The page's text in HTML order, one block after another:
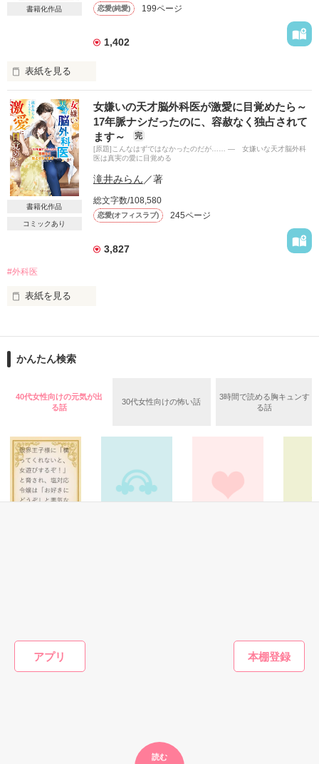
アプリ
読む
2024年10月24日公開
書籍化作品 恋愛(純愛) 199ページ
1,402
表紙を見る
父の裏切り、恋愛の傷で男性が苦手になってしまった。
ひとりで生きていくって決めたのに、
あなたが私の目の前に現れて……
失恋傷心中OL
千葉　澪花
『HOTEL TACHIBANA』御曹司
ベリが丘を舞台にした、
※ベリーズ文庫5月に発売予定の作品のサイト版になります
書籍化作品
コミックあり
女嫌いの天才脳外科医が激愛に目覚めたら～
17年脈ナシだったのに、容赦なく独占されて
ます～
完
[原題]こんなはずではなかったのだが…… ― 女嫌いな天才脳外科
医は真実の愛に目覚める
滝井みらん ／著
総文字数/108,580
恋愛(オフィスラブ) 245ページ
3,827
#外科医
表紙を見る
商社勤務のOL
×
★四条　玲人（しじょう　れいと）３２歳
脳神経外科医
2023.8.31 公開
☆素敵なレビューどうもありがとう
かんたん検索
40代女性向けの元気が出
る話
30代女性向けの怖い話
3時間で読める胸キュンす
る話
くオーバーキルす
もっと見る
かんたん検索の条件を変える